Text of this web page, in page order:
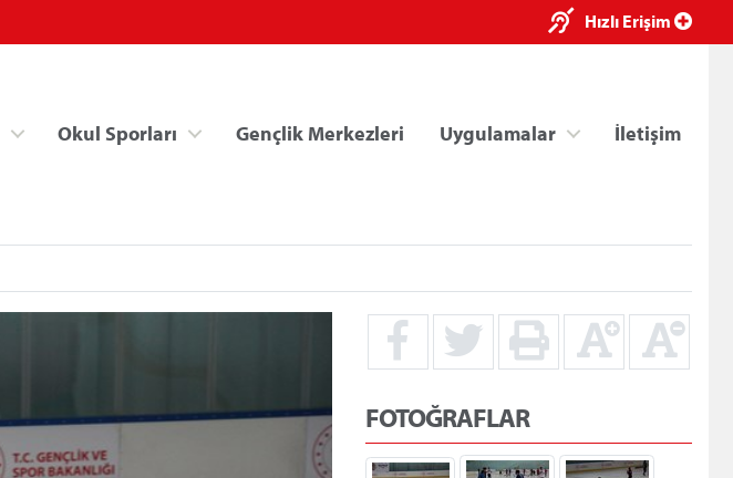
Hızlı Erişim
Okul Sporları Gençlik Merkezleri Uygulamalar İletişim
FOTOĞRAFLAR
×